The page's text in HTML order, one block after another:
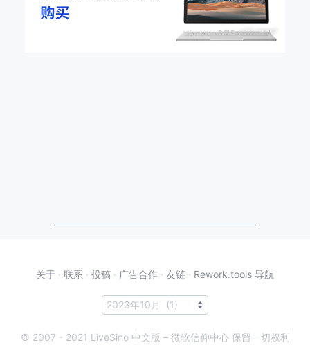
关于 · 联系 · 投稿 · 广告合作 · 友链 · Rework.tools 导航
© 2007 - 2021 LiveSino 中文版 – 微软信仰中心 保留一切权利